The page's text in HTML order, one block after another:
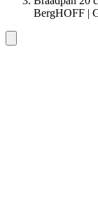
BergHOFF |